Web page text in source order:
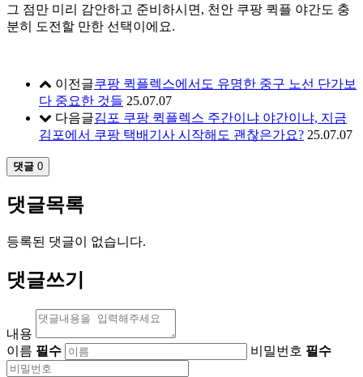
그 점만 미리 감안하고 준비하시면, 천안 쿠팡 퀵플 야간도 충
분히 도전할 만한 선택이에요.
이전글쿠팡 퀵플렉스에서도 유명한 중구 노선 단가보
다 중요한 것들 25.07.07
다음글김포 쿠팡 퀵플렉스 주간이냐 야간이냐, 지금
김포에서 쿠팡 택배기사 시작해도 괜찮은가요? 25.07.07
댓글 0
댓글목록
등록된 댓글이 없습니다.
댓글쓰기
내용
이름 필수 비밀번호 필수